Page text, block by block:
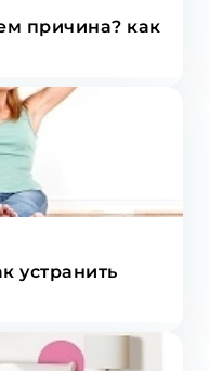
причина? как
устранить